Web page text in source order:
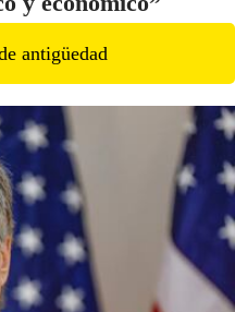
antigüedad